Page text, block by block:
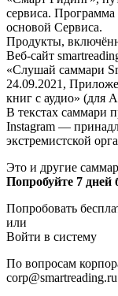
сервиса. Программа
основой Сервиса.
Продукты,
Веб-сайт
«Слушай саммари
24.09.2021,
книг с аудио» (для
В текстах саммари
Instagram —
экстремистской
Это и другие
Попробуйте 7 дней
Попробовать
или
Войти в систему
По вопросам
corp@smartreading.ru